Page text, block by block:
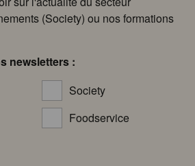
(Society) ou nos formations
newsletters :
Society
Foodservice